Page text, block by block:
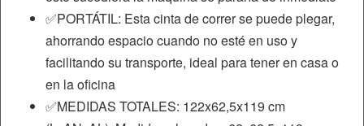
✅PORTÁTIL: Esta cinta de correr se puede plegar,
ahorrando espacio cuando no esté en uso y
facilitando su transporte, ideal para tener en casa o
en la oficina
✅MEDIDAS TOTALES: 122x62,5x119 cm